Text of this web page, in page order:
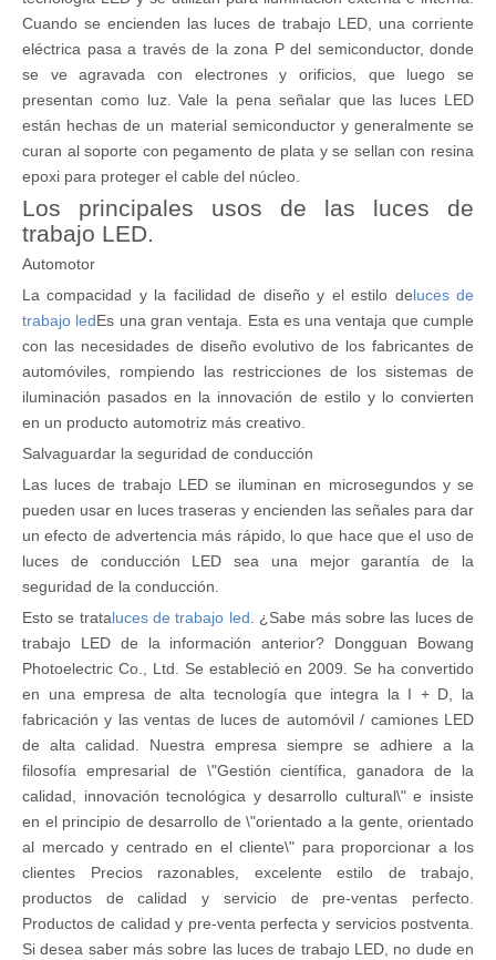
Cuando se encienden las luces de trabajo LED, una corriente
eléctrica pasa a través de la zona P del semiconductor, donde
se ve agravada con electrones y orificios, que luego se
presentan como luz. Vale la pena señalar que las luces LED
están hechas de un material semiconductor y generalmente se
curan al soporte con pegamento de plata y se sellan con resina
epoxi para proteger el cable del núcleo.
Los principales usos de las luces de
trabajo LED.
Automotor
La compacidad y la facilidad de diseño y el estilo deluces de
trabajo ledEs una gran ventaja. Esta es una ventaja que cumple
con las necesidades de diseño evolutivo de los fabricantes de
automóviles, rompiendo las restricciones de los sistemas de
iluminación pasados ​​en la innovación de estilo y lo convierten
en un producto automotriz más creativo.
Salvaguardar la seguridad de conducción
Las luces de trabajo LED se iluminan en microsegundos y se
pueden usar en luces traseras y encienden las señales para dar
un efecto de advertencia más rápido, lo que hace que el uso de
luces de conducción LED sea una mejor garantía de la
seguridad de la conducción.
Esto se trataluces de trabajo led. ¿Sabe más sobre las luces de
trabajo LED de la información anterior? Dongguan Bowang
Photoelectric Co., Ltd. Se estableció en 2009. Se ha convertido
en una empresa de alta tecnología que integra la I + D, la
fabricación y las ventas de luces de automóvil / camiones LED
de alta calidad. Nuestra empresa siempre se adhiere a la
filosofía empresarial de \"Gestión científica, ganadora de la
calidad, innovación tecnológica y desarrollo cultural\" e insiste
en el principio de desarrollo de \"orientado a la gente, orientado
al mercado y centrado en el cliente\" para proporcionar a los
clientes Precios razonables, excelente estilo de trabajo,
productos de calidad y servicio de pre-ventas perfecto.
Productos de calidad y pre-venta perfecta y servicios postventa.
Si desea saber más sobre las luces de trabajo LED, no dude en